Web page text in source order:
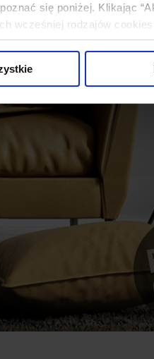
się poniżej. Klikając
wcześniej rodzajów
naszej strony.